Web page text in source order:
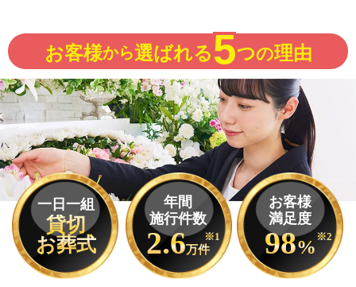
お客様から選ばれる5つの理由
一日一組
貸切
お葬式
年間
施行件数
2.6万件
※1
お客様
満足度
98% ※2